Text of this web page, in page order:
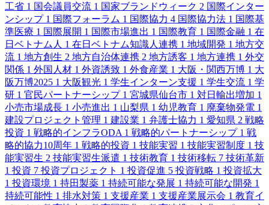
工省 1 国会議員交流 1 国家ブランドウィーク 2 国際インター
ンシップ 1 国際フォーラム 1 国際協力 4 国際協力法 1 国際基
準医療 1 国際展開 1 国際市場進出 1 国際教育 1 国際金融 1 在
日ベトナム人 1 在日ベトナム知識人連携 1 地域開発 1 地方交
流 1 地方創生 2 地方自治体連携 2 地方誘客 1 地方連携 1 外交
関係 1 外国人材 1 外資誘致 1 外食産業 1 大阪・関西万博 1 大
阪万博2025 1 大阪観光 1 学生インターン支援 1 学生交流 1 学
研 1 官民パートナーシップ 1 宮城県仙台市 1 対日輸出増加 1
小売市場成長 1 小売進出 1 山梨県 1 幼児教育 1 廃棄物発電 1
建設プロジェクト管理 1 建設業 1 弁護士協力 1 愛知県 2 戦略
投資 1 戦略的インフラODA 1 戦略的パートナーシップ 1 戦
略的協力10周年 1 戦略的投資 1 技能実習 1 技能実習制度 1 技
能実習生 2 技能実習生派遣 1 技術教育 1 技術移転 7 技術革新
1 投資 7 投資プロジェクト 1 投資促進 5 投資戦略 1 投資拡大
1 投資環境 1 持田製薬 1 持続可能な発展 1 持続可能な開発 1
持続可能性 1 排水対策 1 支援産業 1 支援産業展示会 1 教育イ